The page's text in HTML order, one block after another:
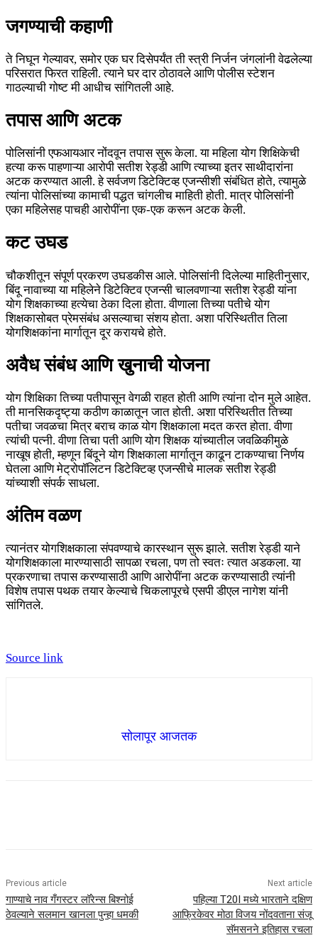
जगण्याची कहाणी
ते निघून गेल्यावर, समोर एक घर दिसेपर्यंत ती स्त्री निर्जन जंगलांनी वेढलेल्या
परिसरात फिरत राहिली. त्याने घर दार ठोठावले आणि पोलीस स्टेशन
गाठल्याची गोष्ट मी आधीच सांगितली आहे.
तपास आणि अटक
पोलिसांनी एफआयआर नोंदवून तपास सुरू केला. या महिला योग शिक्षिकेची
हत्या करू पाहणाऱ्या आरोपी सतीश रेड्डी आणि त्याच्या इतर साथीदारांना
अटक करण्यात आली. हे सर्वजण डिटेक्टिव्ह एजन्सीशी संबंधित होते, त्यामुळे
त्यांना पोलिसांच्या कामाची पद्धत चांगलीच माहिती होती. मात्र पोलिसांनी
एका महिलेसह पाचही आरोपींना एक-एक करून अटक केली.
कट उघड
चौकशीतून संपूर्ण प्रकरण उघडकीस आले. पोलिसांनी दिलेल्या माहितीनुसार,
बिंदू नावाच्या या महिलेने डिटेक्टिव एजन्सी चालवणाऱ्या सतीश रेड्डी यांना
योग शिक्षकाच्या हत्येचा ठेका दिला होता. वीणाला तिच्या पतीचे योग
शिक्षकासोबत प्रेमसंबंध असल्याचा संशय होता. अशा परिस्थितीत तिला
योगशिक्षकांना मार्गातून दूर करायचे होते.
अवैध संबंध आणि खुनाची योजना
योग शिक्षिका तिच्या पतीपासून वेगळी राहत होती आणि त्यांना दोन मुले आहेत.
ती मानसिकदृष्ट्या कठीण काळातून जात होती. अशा परिस्थितीत तिच्या
पतीचा जवळचा मित्र बराच काळ योग शिक्षकाला मदत करत होता. वीणा
त्यांची पत्नी. वीणा तिचा पती आणि योग शिक्षक यांच्यातील जवळिकीमुळे
नाखूष होती, म्हणून बिंदूने योग शिक्षकाला मार्गातून काढून टाकण्याचा निर्णय
घेतला आणि मेट्रोपॉलिटन डिटेक्टिव्ह एजन्सीचे मालक सतीश रेड्डी
यांच्याशी संपर्क साधला.
अंतिम वळण
त्यानंतर योगशिक्षकाला संपवण्याचे कारस्थान सुरू झाले. सतीश रेड्डी याने
योगशिक्षकाला मारण्यासाठी सापळा रचला, पण तो स्वतः त्यात अडकला. या
प्रकरणाचा तपास करण्यासाठी आणि आरोपींना अटक करण्यासाठी त्यांनी
विशेष तपास पथक तयार केल्याचे चिकलापूरचे एसपी डीएल नागेश यांनी
सांगितले.
Source link
सोलापूर आजतक
Previous article
गाण्याचे नाव गँगस्टर लॉरेन्स बिश्नोई
ठेवल्याने सलमान खानला पुन्हा धमकी
Next article
पहिल्या T20I मध्ये भारताने दक्षिण
आफ्रिकेवर मोठा विजय नोंदवताना संजू
सॅमसनने इतिहास रचला